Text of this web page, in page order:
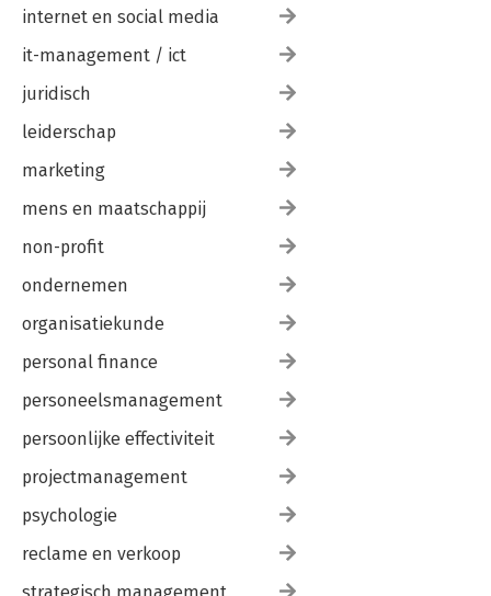
internet en social media
it-management / ict
juridisch
leiderschap
marketing
mens en maatschappij
non-profit
ondernemen
organisatiekunde
personal finance
personeelsmanagement
persoonlijke effectiviteit
projectmanagement
psychologie
reclame en verkoop